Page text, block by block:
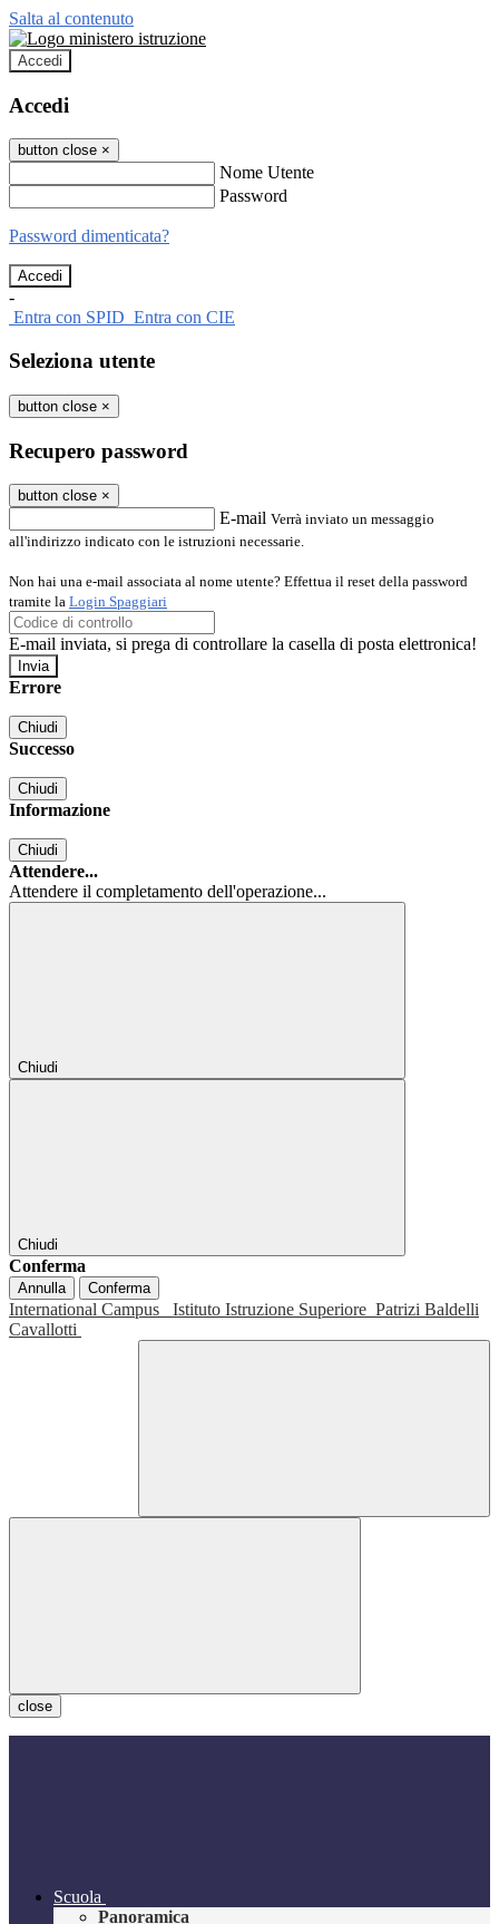
Salta al contenuto
Accedi
Accedi
button close ×
Nome Utente
Password
Password dimenticata?
-
Entra con SPID Entra con CIE
Seleziona utente
button close ×
Recupero password
button close ×
E-mail Verrà inviato un messaggio
all'indirizzo indicato con le istruzioni necessarie.
Non hai una e-mail associata al nome utente? Effettua il reset della password
tramite la Login Spaggiari
E-mail inviata, si prega di controllare la casella di posta elettronica!
Errore
Chiudi
Successo
Chiudi
Informazione
Chiudi
Attendere...
Attendere il completamento dell'operazione...
Chiudi
Chiudi
Conferma
Annulla Conferma
International Campus Istituto Istruzione Superiore Patrizi Baldelli
Cavallotti
close
Scuola
Panoramica